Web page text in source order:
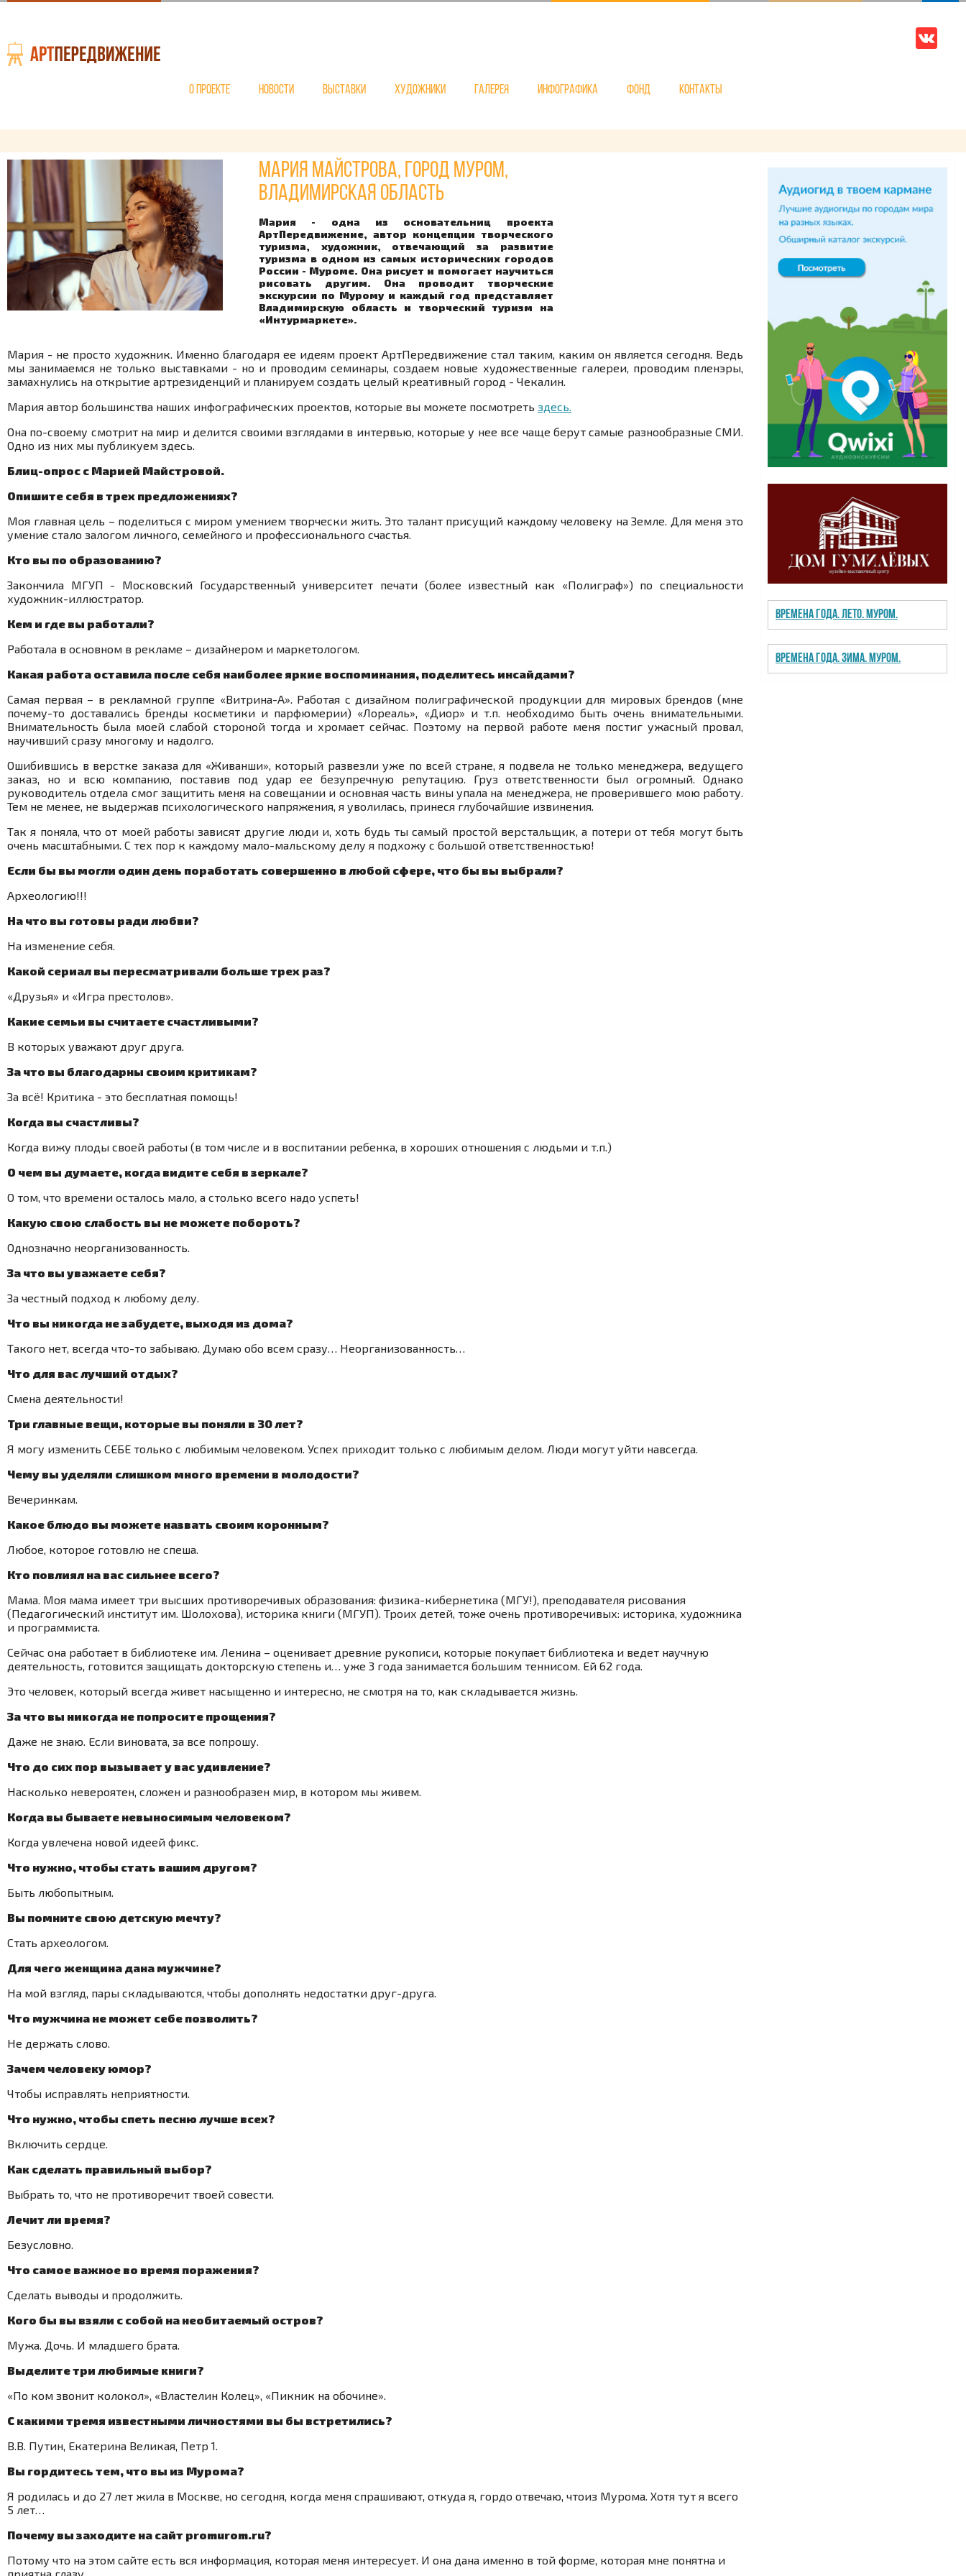
О проекте Новости Выставки Художники Галерея Инфографика Фонд Контакты
Мария Майстрова, город Муром,
Владимирская область
Мария - одна из основательниц проекта
АртПередвижение, автор концепции творческого
туризма, художник, отвечающий за развитие
туризма в одном из самых исторических городов
России - Муроме. Она рисует и помогает научиться
рисовать другим. Она проводит творческие
экскурсии по Мурому и каждый год представляет
Владимирскую область и творческий туризм на
«Интурмаркете».
Мария - не просто художник. Именно благодаря ее идеям проект АртПередвижение стал таким, каким он является сегодня. Ведь
мы занимаемся не только выставками - но и проводим семинары, создаем новые художественные галереи, проводим пленэры,
замахнулись на открытие артрезиденций и планируем создать целый креативный город - Чекалин.
Мария автор большинства наших инфографических проектов, которые вы можете посмотреть здесь.
Она по-своему смотрит на мир и делится своими взглядами в интервью, которые у нее все чаще берут самые разнообразные СМИ.
Одно из них мы публикуем здесь.
Блиц-опрос с Марией Майстровой.
Опишите себя в трех предложениях?
Моя главная цель – поделиться с миром умением творчески жить. Это талант присущий каждому человеку на Земле. Для меня это
умение стало залогом личного, семейного и профессионального счастья.
Кто вы по образованию?
Закончила МГУП - Московский Государственный университет печати (более известный как «Полиграф») по специальности
художник-иллюстратор.
Кем и где вы работали?
Работала в основном в рекламе – дизайнером и маркетологом.
Какая работа оставила после себя наиболее яркие воспоминания, поделитесь инсайдами?
Самая первая – в рекламной группе «Витрина-А». Работая с дизайном полиграфической продукции для мировых брендов (мне
почему-то доставались бренды косметики и парфюмерии) «Лореаль», «Диор» и т.п. необходимо быть очень внимательными.
Внимательность была моей слабой стороной тогда и хромает сейчас. Поэтому на первой работе меня постиг ужасный провал,
научивший сразу многому и надолго.
Ошибившись в верстке заказа для «Живанши», который развезли уже по всей стране, я подвела не только менеджера, ведущего
заказ, но и всю компанию, поставив под удар ее безупречную репутацию. Груз ответственности был огромный. Однако
руководитель отдела смог защитить меня на совещании и основная часть вины упала на менеджера, не проверившего мою работу.
Тем не менее, не выдержав психологического напряжения, я уволилась, принеся глубочайшие извинения.
Так я поняла, что от моей работы зависят другие люди и, хоть будь ты самый простой верстальщик, а потери от тебя могут быть
очень масштабными. С тех пор к каждому мало-мальскому делу я подхожу с большой ответственностью!
Если бы вы могли один день поработать совершенно в любой сфере, что бы вы выбрали?
Археологию!!!
На что вы готовы ради любви?
На изменение себя.
Какой сериал вы пересматривали больше трех раз?
«Друзья» и «Игра престолов».
Какие семьи вы считаете счастливыми?
В которых уважают друг друга.
За что вы благодарны своим критикам?
За всё! Критика - это бесплатная помощь!
Когда вы счастливы?
Когда вижу плоды своей работы (в том числе и в воспитании ребенка, в хороших отношения с людьми и т.п.)
О чем вы думаете, когда видите себя в зеркале?
О том, что времени осталось мало, а столько всего надо успеть!
Какую свою слабость вы не можете побороть?
Однозначно неорганизованность.
За что вы уважаете себя?
За честный подход к любому делу.
Что вы никогда не забудете, выходя из дома?
Такого нет, всегда что-то забываю. Думаю обо всем сразу… Неорганизованность…
Что для вас лучший отдых?
Смена деятельности!
Три главные вещи, которые вы поняли в 30 лет?
Я могу изменить СЕБЕ только с любимым человеком. Успех приходит только с любимым делом. Люди могут уйти навсегда.
Чему вы уделяли слишком много времени в молодости?
Вечеринкам.
Какое блюдо вы можете назвать своим коронным?
Любое, которое готовлю не спеша.
Кто повлиял на вас сильнее всего?
Мама. Моя мама имеет три высших противоречивых образования: физика-кибернетика (МГУ!), преподавателя рисования
(Педагогический институт им. Шолохова), историка книги (МГУП). Троих детей, тоже очень противоречивых: историка, художника
и программиста.
Сейчас она работает в библиотеке им. Ленина – оценивает древние рукописи, которые покупает библиотека и ведет научную
деятельность, готовится защищать докторскую степень и… уже 3 года занимается большим теннисом. Ей 62 года.
Это человек, который всегда живет насыщенно и интересно, не смотря на то, как складывается жизнь.
За что вы никогда не попросите прощения?
Даже не знаю. Если виновата, за все попрошу.
Что до сих пор вызывает у вас удивление?
Насколько невероятен, сложен и разнообразен мир, в котором мы живем.
Когда вы бываете невыносимым человеком?
Когда увлечена новой идеей фикс.
Что нужно, чтобы стать вашим другом?
Быть любопытным.
Вы помните свою детскую мечту?
Стать археологом.
Для чего женщина дана мужчине?
На мой взгляд, пары складываются, чтобы дополнять недостатки друг-друга.
Что мужчина не может себе позволить?
Не держать слово.
Зачем человеку юмор?
Чтобы исправлять неприятности.
Что нужно, чтобы спеть песню лучше всех?
Включить сердце.
Как сделать правильный выбор?
Выбрать то, что не противоречит твоей совести.
Лечит ли время?
Безусловно.
Что самое важное во время поражения?
Сделать выводы и продолжить.
Кого бы вы взяли с собой на необитаемый остров?
Мужа. Дочь. И младшего брата.
Выделите три любимые книги?
«По ком звонит колокол», «Властелин Колец», «Пикник на обочине».
С какими тремя известными личностями вы бы встретились?
В.В. Путин, Екатерина Великая, Петр 1.
Вы гордитесь тем, что вы из Мурома?
Я родилась и до 27 лет жила в Москве, но сегодня, когда меня спрашивают, откуда я, гордо отвечаю, чтоиз Мурома. Хотя тут я всего
5 лет…
Почему вы заходите на сайт promurom.ru?
Потому что на этом сайте есть вся информация, которая меня интересует. И она дана именно в той форме, которая мне понятна и
Времена года. Лето. Муром.
Времена года. Зима. Муром.